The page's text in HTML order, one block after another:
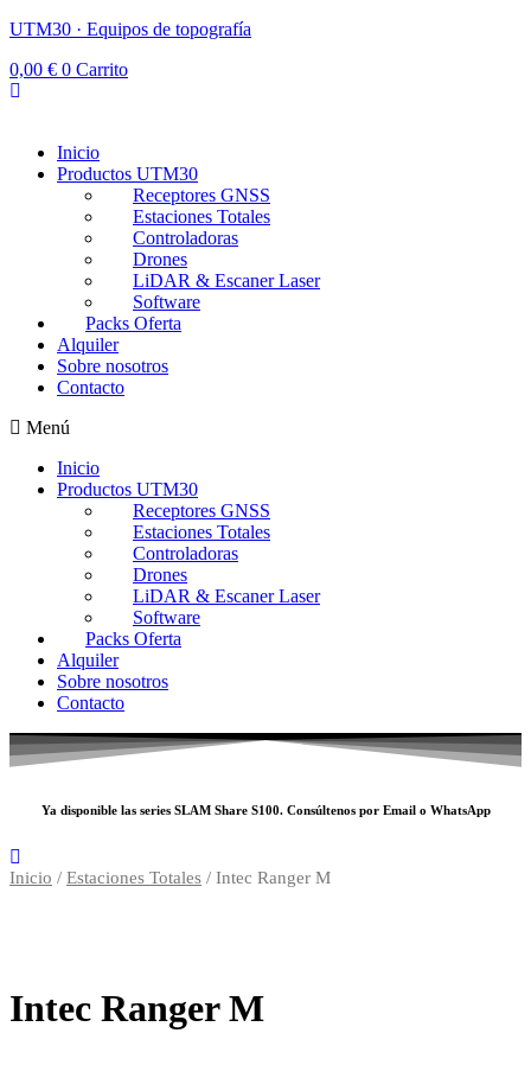
UTM30 · Equipos de topografía
0,00 € 0 Carrito
Inicio
Productos UTM30
Receptores GNSS
Estaciones Totales
Controladoras
Drones
LiDAR & Escaner Laser
Software
Packs Oferta
Alquiler
Sobre nosotros
Contacto
Menú
Inicio
Productos UTM30
Receptores GNSS
Estaciones Totales
Controladoras
Drones
LiDAR & Escaner Laser
Software
Packs Oferta
Alquiler
Sobre nosotros
Contacto
Ya disponible las series SLAM Share S100. Consúltenos por Emailo WhatsApp
Inicio / Estaciones Totales / Intec Ranger M
Intec Ranger M